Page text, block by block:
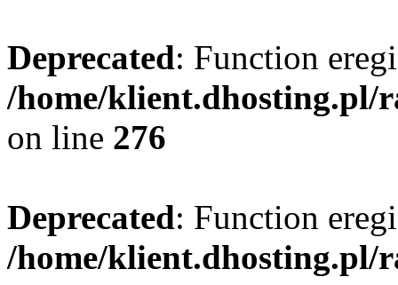
Deprecated: Function
/home/klient.dhosting.pl/
on line 276
Deprecated: Function
/home/klient.dhosting.pl/